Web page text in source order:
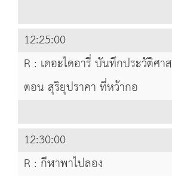
12:25:00
R : เดอะไดอารี่ บันทึกประวัติศา
ตอน สุริยุปราคา ที่หว้ากอ
12:30:00
R : กีฬาพาไปลอง